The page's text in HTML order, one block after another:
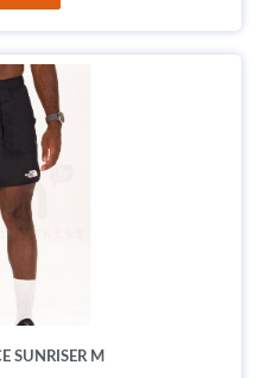
SUNRISER M